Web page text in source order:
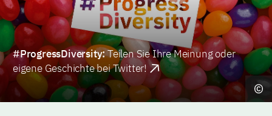
#ProgressDiversity:Teilen Sie Ihre Meinung oder
eigene Geschichte bei Twitter!